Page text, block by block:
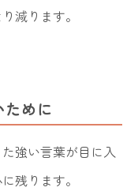
減ります。
めに
強い言葉が目に入
残ります。